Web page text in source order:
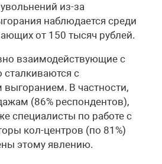
из-за
наблюдается среди
от 150 тысяч рублей.
взаимодействующие с
с
В частности,
(86% респондентов),
специалисты по работе с
кол-центров (по 81%)
этому явлению.